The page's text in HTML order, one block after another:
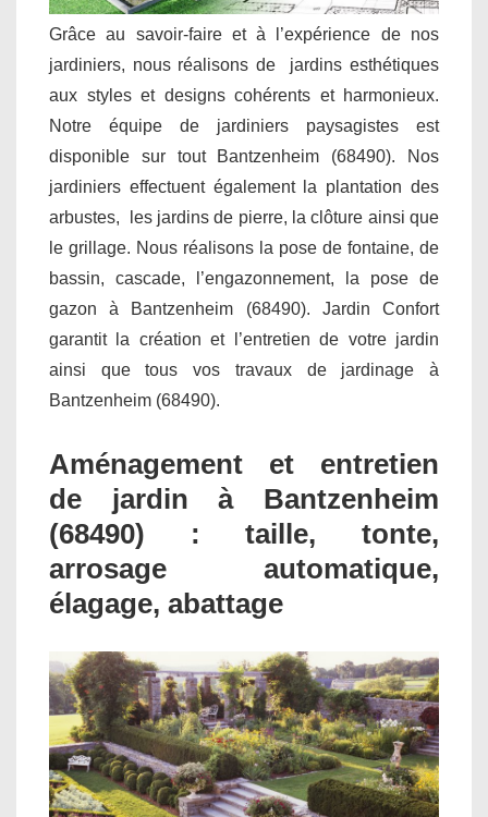
Grâce au savoir-faire et à l’expérience de nos
jardiniers, nous réalisons de jardins esthétiques
aux styles et designs cohérents et harmonieux.
Notre équipe de jardiniers paysagistes est
disponible sur tout Bantzenheim (68490). Nos
jardiniers effectuent également la plantation des
arbustes, les jardins de pierre, la clôture ainsi que
le grillage. Nous réalisons la pose de fontaine, de
bassin, cascade, l’engazonnement, la pose de
gazon à Bantzenheim (68490). Jardin Confort
garantit la création et l’entretien de votre jardin
ainsi que tous vos travaux de jardinage à
Bantzenheim (68490).
Aménagement et entretien
de jardin à Bantzenheim
(68490) : taille, tonte,
arrosage automatique,
élagage, abattage